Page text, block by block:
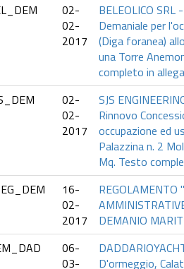
02-
02-
2017
BELEOLICO
Demaniale per
(Diga foranea)
una Torre
completo in
02-
02-
2017
SJS
Rinnovo
occupazione ed
Palazzina n. 2
Mq. Testo
16-
02-
2017
REGOLAMENTO
DEMANIO
06-
03-
D'ormeggio,